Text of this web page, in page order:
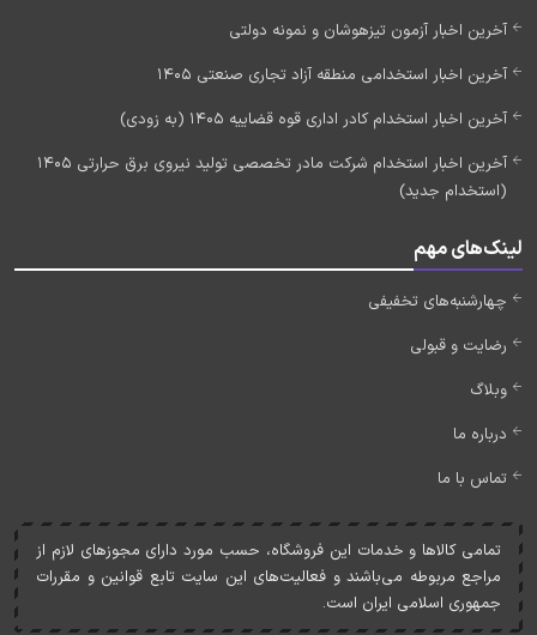
آخرین اخبار آزمون تیزهوشان و نمونه دولتی
آخرین اخبار استخدامی منطقه آزاد تجاری صنعتی 1405
آخرین اخبار استخدام کادر اداری قوه قضاییه 1405 (به زودی)
آخرین اخبار استخدام شرکت مادر تخصصی تولید نیروی برق حرارتی 1405
(استخدام جدید)
لینک‌های مهم
چهارشنبه‌های تخفیفی
رضایت و قبولی
وبلاگ
درباره ما
تماس با ما
تمامی کالاها و خدمات اين فروشگاه، حسب مورد دارای مجوزهای لازم از
مراجع مربوطه می‌باشند و فعاليت‌های اين سايت تابع قوانين و مقررات
جمهوری اسلامی ايران است.